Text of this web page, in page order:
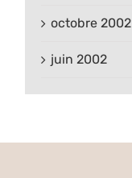
octobre 2002
juin 2002